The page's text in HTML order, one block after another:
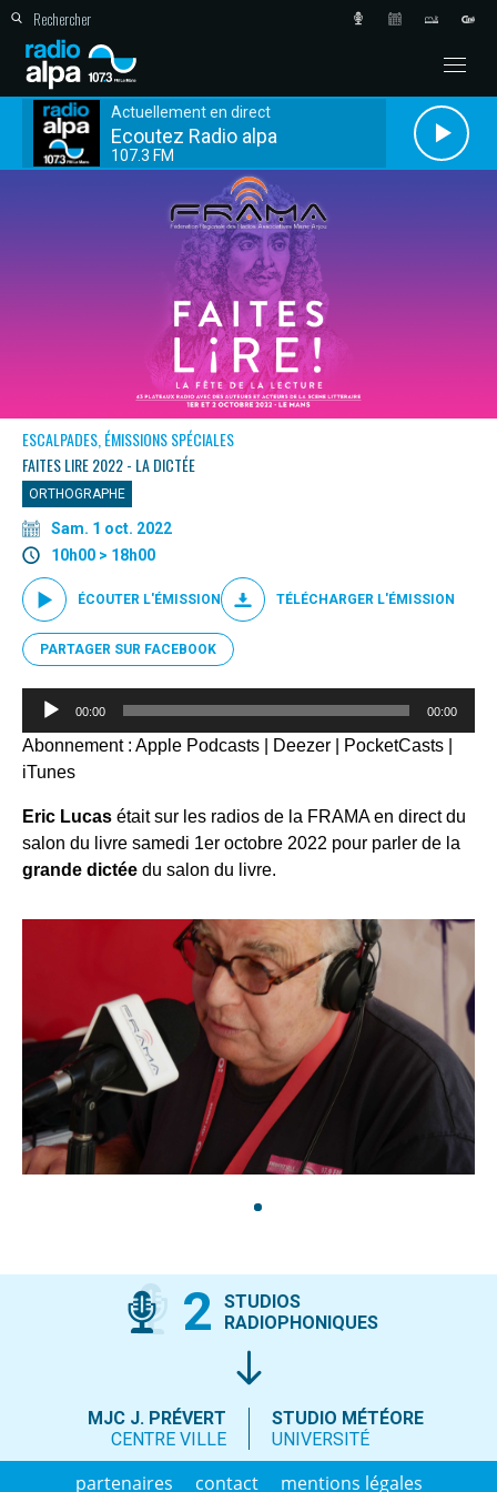
Actuellement en direct
Ecoutez Radio alpa
107.3 FM
ESCALPADES, ÉMISSIONS SPÉCIALES
FAITES LIRE 2022 - LA DICTÉE
ORTHOGRAPHE
Sam. 1 oct. 2022
10h00 > 18h00
ÉCOUTER L'ÉMISSION TÉLÉCHARGER L'ÉMISSION
PARTAGER SUR FACEBOOK
Lecteur
00:00 00:00
Abonnement : Apple Podcasts Deezer PocketCasts
iTunes
Eric Lucas était sur les radios de la FRAMA en direct du
salon du livre samedi 1er octobre 2022 pour parler de la
grande dictée du salon du livre.
2
STUDIOS
RADIOPHONIQUES
MJC J. PRÉVERT
CENTRE VILLE
STUDIO MÉTÉORE
UNIVERSITÉ
partenaires contact mentions légales